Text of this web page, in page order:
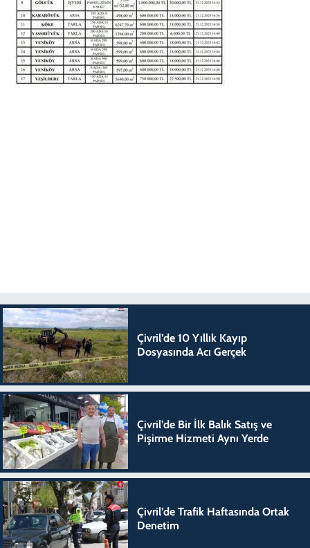
Çivril’de 10 Yıllık Kayıp
Dosyasında Acı Gerçek
Çivril’de Bir İlk Balık Satış ve
Pişirme Hizmeti Aynı Yerde
Çivril’de Trafik Haftasında Ortak
Denetim